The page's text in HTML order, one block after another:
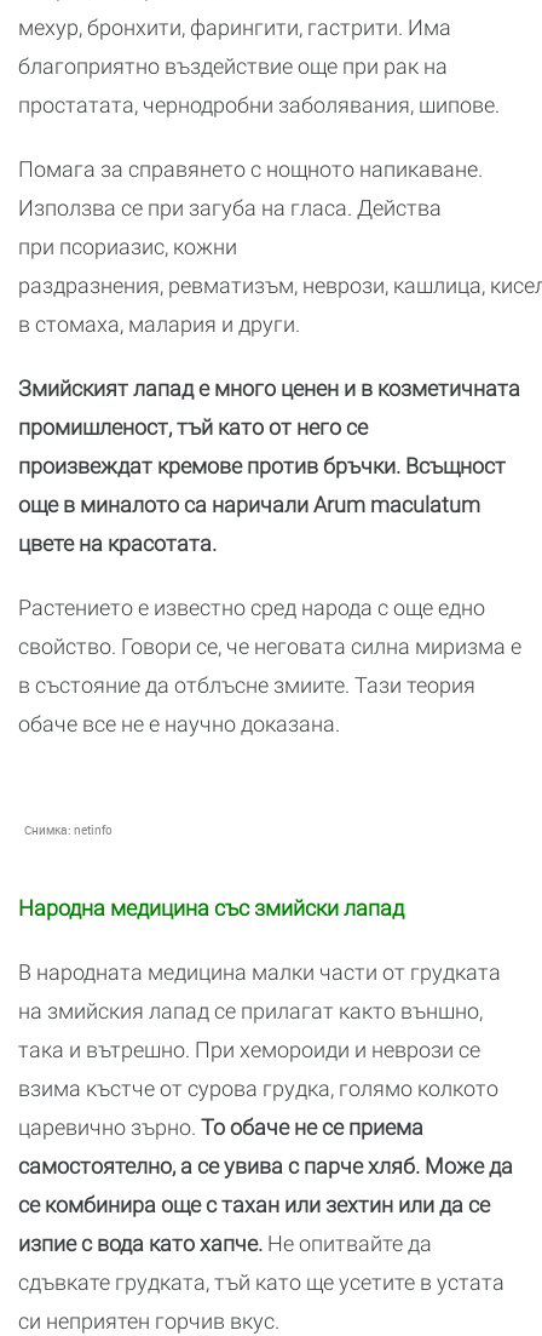
мехур, бронхити, фарингити, гастрити. Има
благоприятно въздействие още при рак на
простатата, чернодробни заболявания, шипове.
Помага за справянето с нощното напикаване.
Използва се при загуба на гласа. Действа
при псориазис, кожни
раздразнения, ревматизъм, неврози, кашлица,
в стомаха, малария и други.
Змийският лапад е много ценен и в козметичната
промишленост, тъй като от него се
произвеждат кремове против бръчки. Всъщност
още в миналото са наричали Arum maculatum
цвете на красотата.
Растението е известно сред народа с още едно
свойство. Говори се, че неговата силна миризма е
в състояние да отблъсне змиите. Тази теория
обаче все не е научно доказана.
Снимка: netinfo
Народна медицина със змийски лапад
В народната медицина малки части от грудката
на змийския лапад се прилагат както външно,
така и вътрешно. При хемороиди и неврози се
взима къстче от сурова грудка, голямо колкото
царевично зърно. То обаче не се приема
самостоятелно, а се увива с парче хляб. Може да
се комбинира още с тахан или зехтин или да се
изпие с вода като хапче. Не опитвайте да
сдъвкате грудката, тъй като ще усетите в устата
си неприятен горчив вкус.